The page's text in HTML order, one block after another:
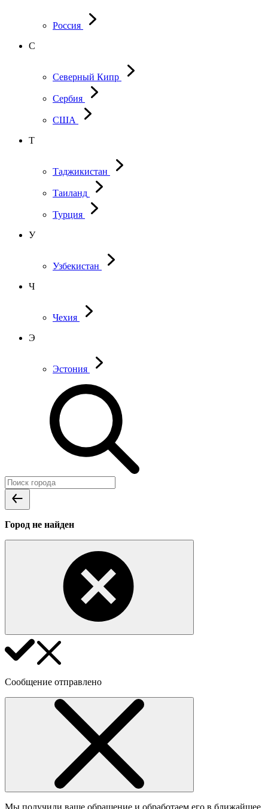
Россия
С
Северный Кипр
Сербия
США
Т
Таджикистан
Таиланд
Турция
У
Узбекистан
Ч
Чехия
Э
Эстония
Город не найден
Сообщение отправлено
Мы получили ваше обращение и обработаем его в ближайшее